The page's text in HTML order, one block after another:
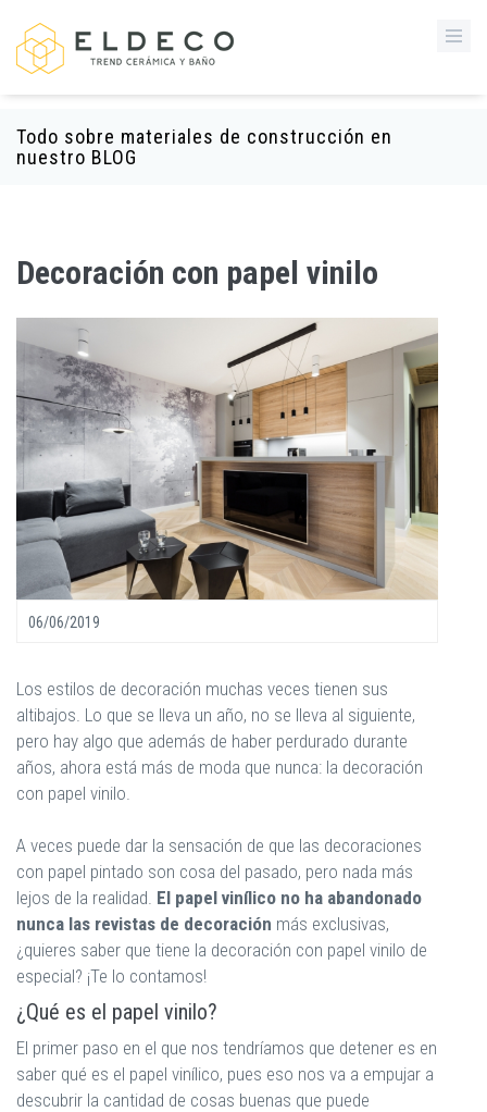
Todo sobre materiales de construcción en
nuestro BLOG
Decoración con papel vinilo
06/06/2019
Los estilos de decoración muchas veces tienen sus
altibajos. Lo que se lleva un año, no se lleva al siguiente,
pero hay algo que además de haber perdurado durante
años, ahora está más de moda que nunca: la decoración
con papel vinilo.
A veces puede dar la sensación de que las decoraciones
con papel pintado son cosa del pasado, pero nada más
lejos de la realidad. El papel vinílico no ha abandonado
nunca las revistas de decoración más exclusivas,
¿quieres saber que tiene la decoración con papel vinilo de
especial? ¡Te lo contamos!
¿Qué es el papel vinilo?
El primer paso en el que nos tendríamos que detener es en
saber qué es el papel vinílico, pues eso nos va a empujar a
descubrir la cantidad de cosas buenas que puede